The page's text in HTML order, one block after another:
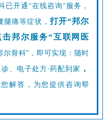
已开通“在线咨询”服务，
腿痛等症状，打开“邦尔
邦尔服务“互联网医
尔骨科”，即可实现：随时
、电子处方·药配到家 ，
解答，为您提供咨询帮